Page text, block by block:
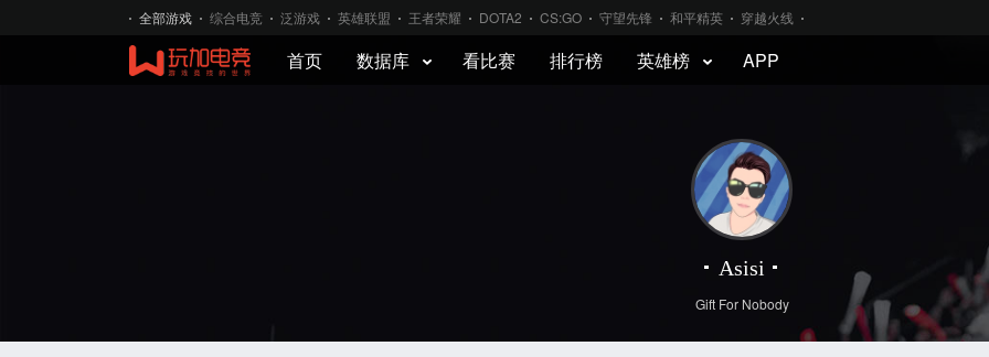
全部游戏 综合电竞 泛游戏 英雄联盟 王者荣耀 DOTA2 CS:GO 守望先锋 和平精英 穿越火线
首页 数据库 看比赛 排行榜 英雄榜 APP
Asisi
Gift For Nobody